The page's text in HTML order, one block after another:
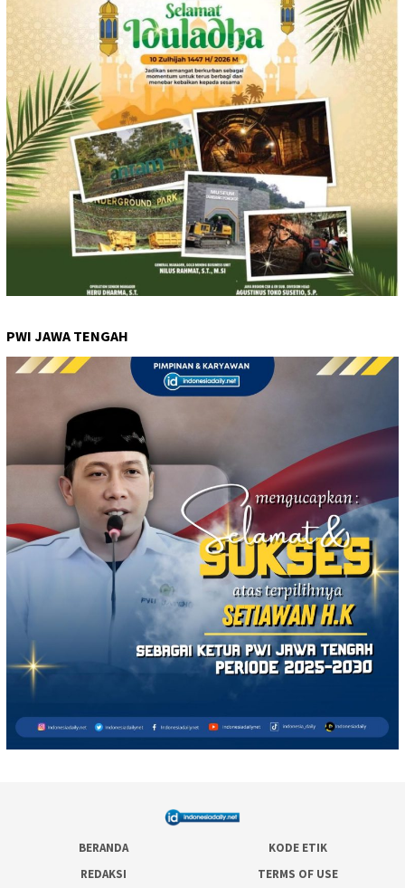
PWI JAWA TENGAH
BERANDA
KODE ETIK
REDAKSI
TERMS OF USE